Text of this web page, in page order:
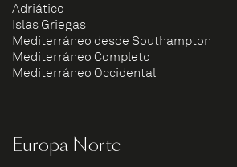
Adriático
Islas Griegas
Mediterráneo desde Southampton
Mediterráneo Completo
Mediterráneo Occidental
Europa Norte